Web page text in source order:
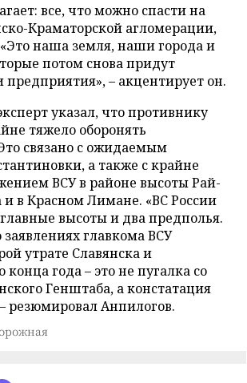
все, что можно спасти на
Краматорской агломерации,
«Это наша земля, наши города и
потом снова придут
предприятия», – акцентирует он.
указал, что противнику
тяжело оборонять
связано с ожидаемым
а также с крайне
ВСУ в районе высоты Рай-
и в Красном Лимане. «ВС России
высоты и два предполья.
заявлениях главкома ВСУ
утрате Славянска и
конца года – это не пугалка со
Генштаба, а констатация
резюмировал Анпилогов.